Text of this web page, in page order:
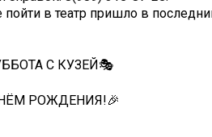
пойти в театр пришло в
С КУЗЕЙ🎭
РОЖДЕНИЯ!🎉